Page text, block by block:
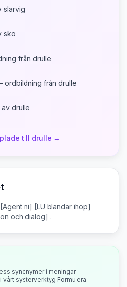
slarvig
sko
från drulle
ordbildning från drulle
drulle
till drulle →
ni] [LU blandar ihop]
och dialog] .
synonymer i meningar —
vårt systerverktyg Formulera